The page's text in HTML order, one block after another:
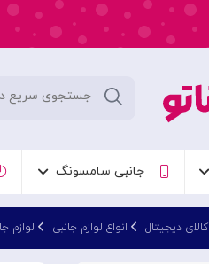
جانبی سامسونگ
کالای دیجیتال انواع لوازم جانبی لوازم